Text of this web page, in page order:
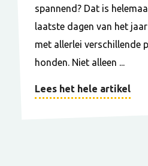
spannend? Dat is
laatste dagen van het
met allerlei verschillende
honden. Niet alleen ...
Lees het hele artikel